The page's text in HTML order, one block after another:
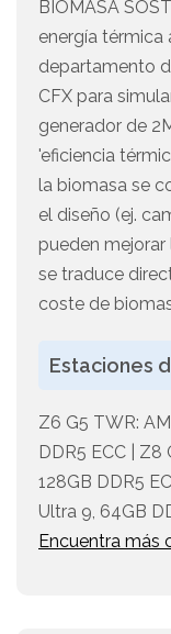
BIOMASA
energía térmica
departamento
CFX para
generador de
'eficiencia
la biomasa se
el diseño (ej.
pueden mejorar
se traduce
coste de
Estaciones
Z6 G5 TWR:
DDR5 ECC |
128GB DDR5
Ultra 9, 64GB
Encuentra más